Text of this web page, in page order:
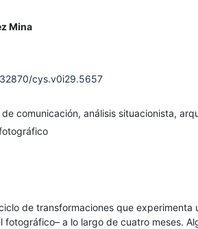
Mina
cys.v0i29.5657
de comunicación, análisis situacionista,
de transformaciones que experimenta
fotográfico– a lo largo de cuatro meses.